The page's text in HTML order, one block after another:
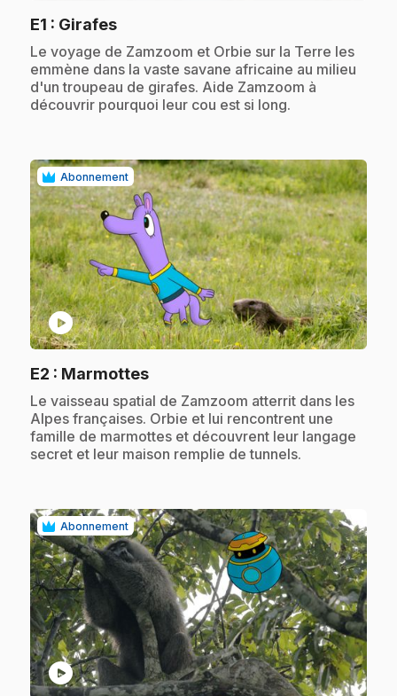
E1 : Girafes.
.Le voyage de Zamzoom et Orbie sur la Terre les
emmène dans la vaste savane africaine au milieu
d'un troupeau de girafes. Aide Zamzoom à
découvrir pourquoi leur cou est si long.
Abonnement
play_circle
E2 : Marmottes.
.Le vaisseau spatial de Zamzoom atterrit dans les
Alpes françaises. Orbie et lui rencontrent une
famille de marmottes et découvrent leur langage
secret et leur maison remplie de tunnels.
Abonnement
play_circle